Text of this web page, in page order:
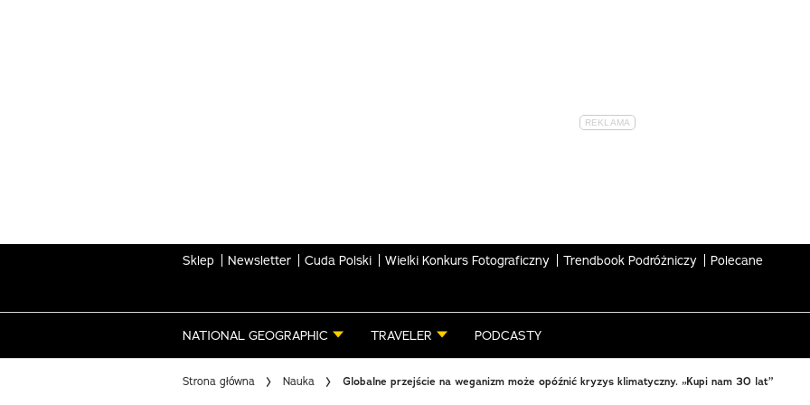
Sklep Newsletter Cuda Polski Wielki Konkurs Fotograficzny Trendbook Podróżniczy Polecane
NATIONAL GEOGRAPHIC TRAVELER PODCASTY
Strona główna Nauka Globalne przejście na weganizm może opóźnić kryzys klimatyczny. „Kupi nam 30 lat”